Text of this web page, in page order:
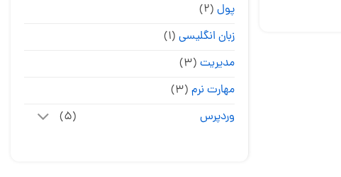
پول (۲)
زبان انگلیسی (۱)
مدیریت (۳)
مهارت نرم (۳)
وردپرس
(۵)